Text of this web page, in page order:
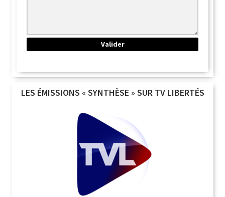
LES ÉMISSIONS « SYNTHÈSE » SUR TV LIBERTÉS